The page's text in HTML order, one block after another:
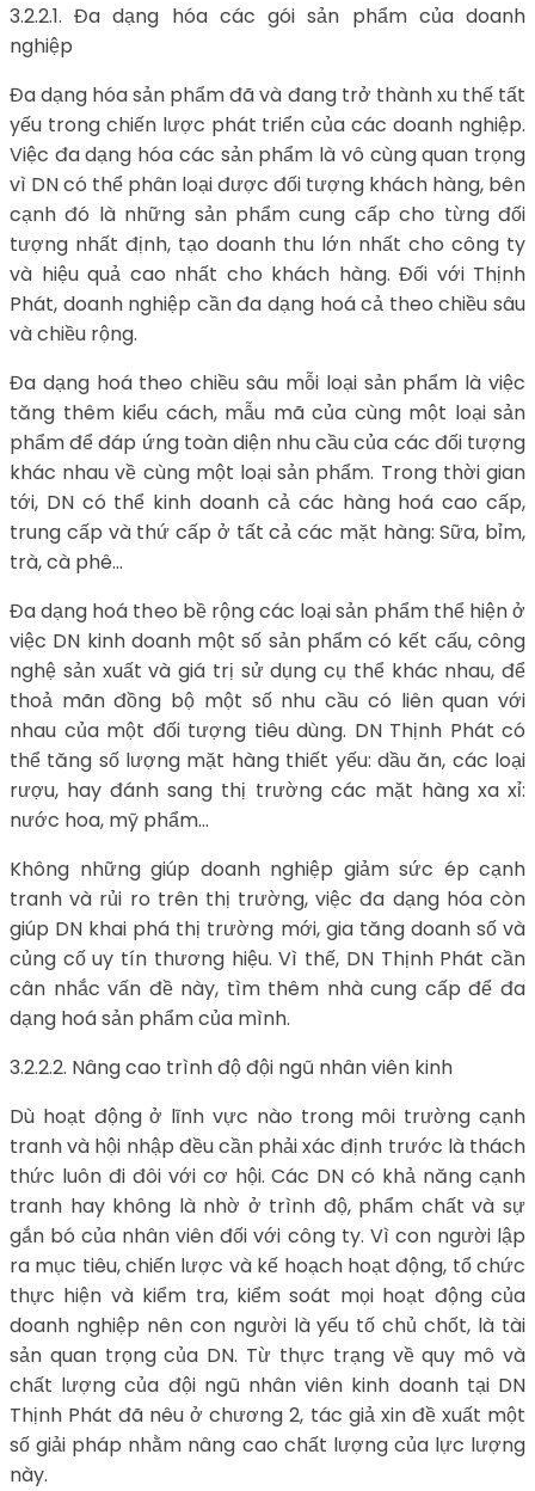
3.2.2.1. Đa dạng hóa các gói sản phẩm của doanh
nghiệp
Đa dạng hóa sản phẩm đã và đang trở thành xu thế tất
yếu trong chiến lược phát triển của các doanh nghiệp.
Việc đa dạng hóa các sản phẩm là vô cùng quan trọng
vì DN có thể phân loại được đối tượng khách hàng, bên
cạnh đó là những sản phẩm cung cấp cho từng đối
tượng nhất định, tạo doanh thu lớn nhất cho công ty
và hiệu quả cao nhất cho khách hàng. Đối với Thịnh
Phát, doanh nghiệp cần đa dạng hoá cả theo chiều sâu
và chiều rộng.
Đa dạng hoá theo chiều sâu mỗi loại sản phẩm là việc
tăng thêm kiểu cách, mẫu mã của cùng một loại sản
phẩm để đáp ứng toàn diện nhu cầu của các đối tượng
khác nhau về cùng một loại sản phẩm. Trong thời gian
tới, DN có thể kinh doanh cả các hàng hoá cao cấp,
trung cấp và thứ cấp ở tất cả các mặt hàng: Sữa, bỉm,
trà, cà phê…
Đa dạng hoá theo bề rộng các loại sản phẩm thể hiện ở
việc DN kinh doanh một số sản phẩm có kết cấu, công
nghệ sản xuất và giá trị sử dụng cụ thể khác nhau, để
thoả mãn đồng bộ một số nhu cầu có liên quan với
nhau của một đối tượng tiêu dùng. DN Thịnh Phát có
thể tăng số lượng mặt hàng thiết yếu: dầu ăn, các loại
rượu, hay đánh sang thị trường các mặt hàng xa xỉ:
nước hoa, mỹ phẩm…
Không những giúp doanh nghiệp giảm sức ép cạnh
tranh và rủi ro trên thị trường, việc đa dạng hóa còn
giúp DN khai phá thị trường mới, gia tăng doanh số và
củng cố uy tín thương hiệu. Vì thế, DN Thịnh Phát cần
cân nhắc vấn đề này, tìm thêm nhà cung cấp để đa
dạng hoá sản phẩm của mình.
3.2.2.2. Nâng cao trình độ đội ngũ nhân viên kinh
Dù hoạt động ở lĩnh vực nào trong môi trường cạnh
tranh và hội nhập đều cần phải xác định trước là thách
thức luôn đi đôi với cơ hội. Các DN có khả năng cạnh
tranh hay không là nhờ ở trình độ, phẩm chất và sự
gắn bó của nhân viên đối với công ty. Vì con người lập
ra mục tiêu, chiến lược và kế hoạch hoạt động, tổ chức
thực hiện và kiểm tra, kiểm soát mọi hoạt động của
doanh nghiệp nên con người là yếu tố chủ chốt, là tài
sản quan trọng của DN. Từ thực trạng về quy mô và
chất lượng của đội ngũ nhân viên kinh doanh tại DN
Thịnh Phát đã nêu ở chương 2, tác giả xin đề xuất một
số giải pháp nhằm nâng cao chất lượng của lực lượng
này.